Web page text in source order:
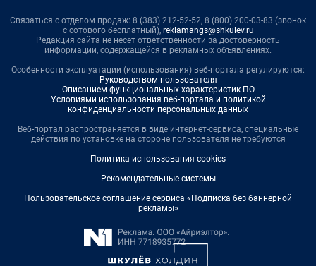
Связаться с отделом продаж: 8 (383) 212-52-52, 8 (800) 200-03-83 (звонок
с сотового бесплатный), reklamangs@shkulev.ru
Редакция сайта не несет ответственности за достоверность
информации, содержащейся в рекламных объявлениях.
Особенности эксплуатации (использования) веб-портала регулируются:
Руководством пользователя
Описанием функциональных характеристик ПО
Условиями использования веб-портала и политикой
конфиденциальности персональных данных
Веб-портал распространяется в виде интернет-сервиса, специальные
действия по установке на стороне пользователя не требуются
Политика использования cookies
Рекомендательные системы
Пользовательское соглашение сервиса «Подписка без баннерной
рекламы»